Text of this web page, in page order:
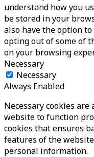
understand how you
be stored in your
also have the option
opting out of some of
on your browsing
Necessary
Necessary
Always Enabled
Necessary cookies
website to function
cookies that ensures
features of the
personal information.